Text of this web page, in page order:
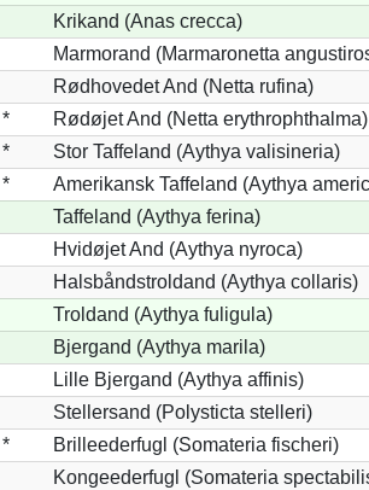
Krikand (Anas crecca)
Marmorand (Marmaronetta
Rødhovedet And (Netta rufina)
*
Rødøjet And (Netta erythrophthalma)
*
Stor Taffeland (Aythya valisineria)
*
Amerikansk Taffeland (Aythya
Taffeland (Aythya ferina)
Hvidøjet And (Aythya nyroca)
Halsbåndstroldand (Aythya collaris)
Troldand (Aythya fuligula)
Bjergand (Aythya marila)
Lille Bjergand (Aythya affinis)
Stellersand (Polysticta stelleri)
*
Brilleederfugl (Somateria fischeri)
Kongeederfugl (Somateria